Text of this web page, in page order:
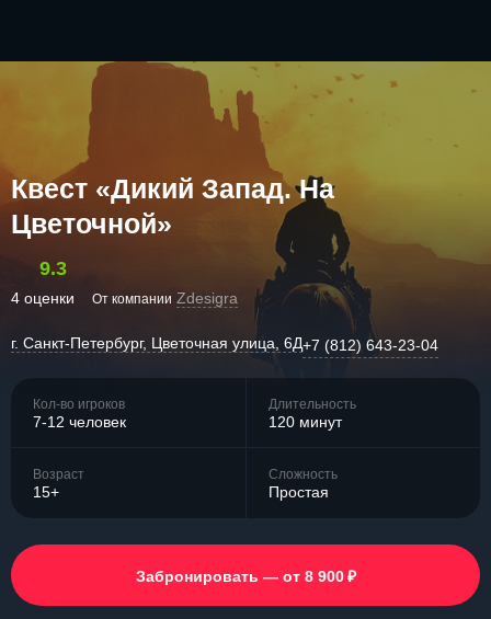
Квест «Дикий Запад. На
Цветочной»
9.3
4 оценки От компании Zdesigra
г. Санкт-Петербург, Цветочная улица, 6Д+7 (812) 643-23-04
Кол-во игроков
7-12 человек
Длительность
120 минут
Возраст
15+
Сложность
Простая
Забронировать — от 8 900 ₽